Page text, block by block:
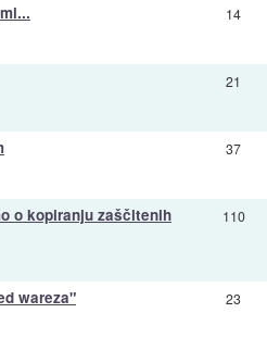
14
21
37
o kopiranju zaščitenih 110
wareza" 23